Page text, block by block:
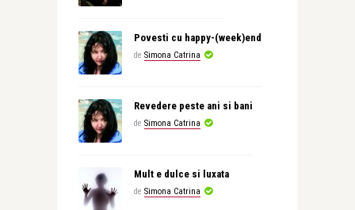
Povesti cu happy-(week)end
de Simona Catrina
Revedere peste ani si bani
de Simona Catrina
Mult e dulce si luxata
de Simona Catrina